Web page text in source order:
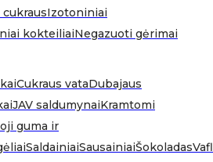
Izotoniniai
kokteiliaiNegazuoti gėrimai
Cukraus vataDubajaus
JAV saldumynaiKramtomi
guma ir
SaldainiaiSausainiaiŠokoladas